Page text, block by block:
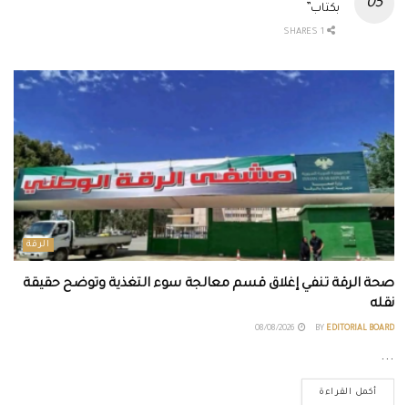
بكتاب”
الرقة
صحة الرقة تنفي إغلاق قسم معالجة سوء التغذية وتوضح حقيقة
نقله
BY EDITORIAL BOARD
...
أكمل القراءة